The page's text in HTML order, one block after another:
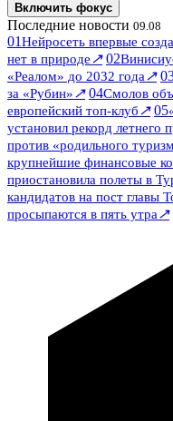
Включить фокус
Последние новости 09.08
01Нейросеть впервые
нет в природе↗ 02
«Реалом» до 2032 года↗
за «Рубин»↗ 04Смолов
европейский топ-клуб↗ 05
установил рекорд летнего
против «родильного
крупнейшие финансовые
приостановила полеты в
кандидатов на пост главы
просыпаются в пять утра↗